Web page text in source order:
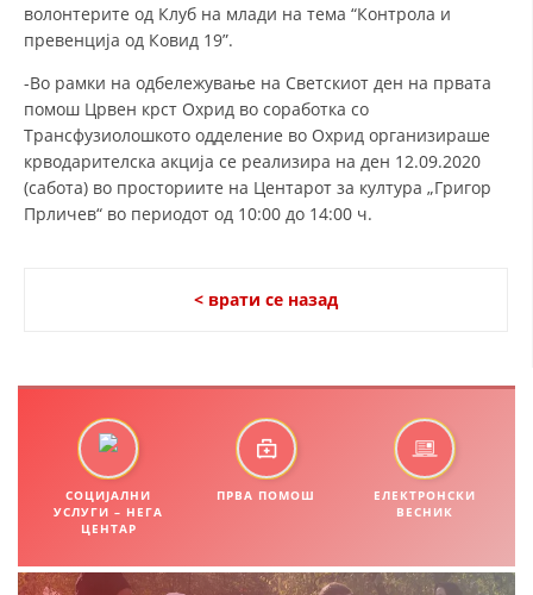
СТРУКТУРА И ОРГАНИЗАЦИОНА ПОСТАВЕНОСТ
ДИСЕМИНАЦИЈА
MЕЃУНАРОДНО ХУМАНИТАРНО ПРАВО
ПРОМОЦИЈА НА ХУМАНИ ВРЕДНОСТИ
УПОТРЕБА И ЗАШТИТА НА АМБЛЕМОТ
ПРОЕКТИ – ПОДГОТВЕНОСТ И ДЕЈСТВУВАЊЕ ПРИ КАТАСТРОФИ
ОДНОСИ СО ЈАВНОСТ
МЕЃУНАРОДНА СОРАБОТКА
волонтерите од Клуб на млади на тема “Контрола и
превенција од Ковид 19”.
-Во рамки на одбележување на Светскиот ден на првата
помош Црвен крст Охрид во соработка со
Трансфузиолошкото одделение во Охрид организираше
крводарителска акција се реализира на ден 12.09.2020
(сабота) во просториите на Центарот за култура „Григор
Прличев“ во периодот од 10:00 до 14:00 ч.
< врати се назад
СОЦИЈАЛНИ
УСЛУГИ – НЕГА
ЦЕНТАР
ПРВА ПОМОШ
ЕЛЕКТРОНСКИ
ВЕСНИК